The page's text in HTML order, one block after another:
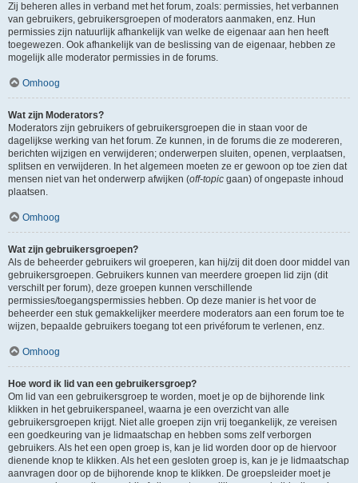
Zij beheren alles in verband met het forum, zoals: permissies, het verbannen
van gebruikers, gebruikersgroepen of moderators aanmaken, enz. Hun
permissies zijn natuurlijk afhankelijk van welke de eigenaar aan hen heeft
toegewezen. Ook afhankelijk van de beslissing van de eigenaar, hebben ze
mogelijk alle moderator permissies in de forums.
Omhoog
Wat zijn Moderators?
Moderators zijn gebruikers of gebruikersgroepen die in staan voor de
dagelijkse werking van het forum. Ze kunnen, in de forums die ze modereren,
berichten wijzigen en verwijderen; onderwerpen sluiten, openen, verplaatsen,
splitsen en verwijderen. In het algemeen moeten ze er gewoon op toe zien dat
mensen niet van het onderwerp afwijken (off-topic gaan) of ongepaste inhoud
plaatsen.
Omhoog
Wat zijn gebruikersgroepen?
Als de beheerder gebruikers wil groeperen, kan hij/zij dit doen door middel van
gebruikersgroepen. Gebruikers kunnen van meerdere groepen lid zijn (dit
verschilt per forum), deze groepen kunnen verschillende
permissies/toegangspermissies hebben. Op deze manier is het voor de
beheerder een stuk gemakkelijker meerdere moderators aan een forum toe te
wijzen, bepaalde gebruikers toegang tot een privéforum te verlenen, enz.
Omhoog
Hoe word ik lid van een gebruikersgroep?
Om lid van een gebruikersgroep te worden, moet je op de bijhorende link
klikken in het gebruikerspaneel, waarna je een overzicht van alle
gebruikersgroepen krijgt. Niet alle groepen zijn vrij toegankelijk, ze vereisen
een goedkeuring van je lidmaatschap en hebben soms zelf verborgen
gebruikers. Als het een open groep is, kan je lid worden door op de hiervoor
dienende knop te klikken. Als het een gesloten groep is, kan je je lidmaatschap
aanvragen door op de bijhorende knop te klikken. De groepsleider moet je